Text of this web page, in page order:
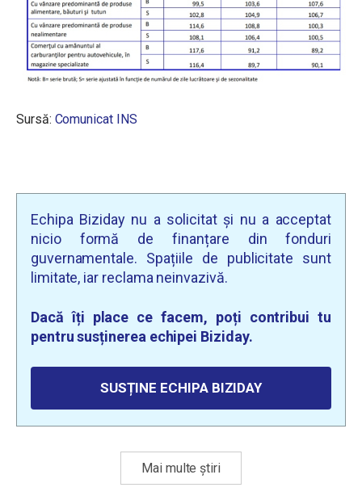
Sursă: Comunicat INS
Echipa Biziday nu a solicitat și nu a acceptat
nicio formă de finanțare din fonduri
guvernamentale. Spațiile de publicitate sunt
limitate, iar reclama neinvazivă.
Dacă îți place ce facem, poți contribui tu
pentru susținerea echipei Biziday.
SUSȚINE ECHIPA BIZIDAY
Mai multe știri